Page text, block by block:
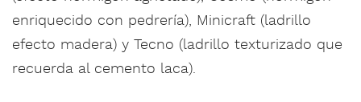
enriquecido con pedrería), Minicraft (ladrillo
efecto madera) y Tecno (ladrillo texturizado que
recuerda al cemento laca).